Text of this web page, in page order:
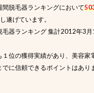
脱毛器ランキングにおいて
遂げています。
器ランキング 集計2012年3月
１位の獲得実績があり、美容家
に信頼できるポイントはあり